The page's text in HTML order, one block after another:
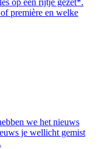
première en welke
we het nieuws
je wellicht gemist